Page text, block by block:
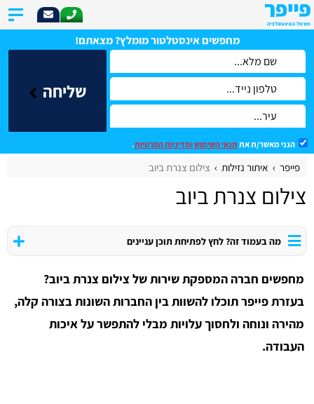
מחפשים אינסטלטור מומלץ? מצאתם!
שליחה
הנני מאשר/ת את תנאי השימושומדיניות הפרטיות.
פייפר איתור נזילות צילום צנרת ביוב
צילום צנרת ביוב
מה בעמוד זה? לחץ לפתיחת תוכן עניינים
מחפשים חברה המספקת שירות של צילום צנרת ביוב?
בעזרת פייפר תוכלו להשוות בין החברות השונות בצורה קלה,
מהירה ונוחה ולחסוך עלויות מבלי להתפשר על איכות
העבודה.